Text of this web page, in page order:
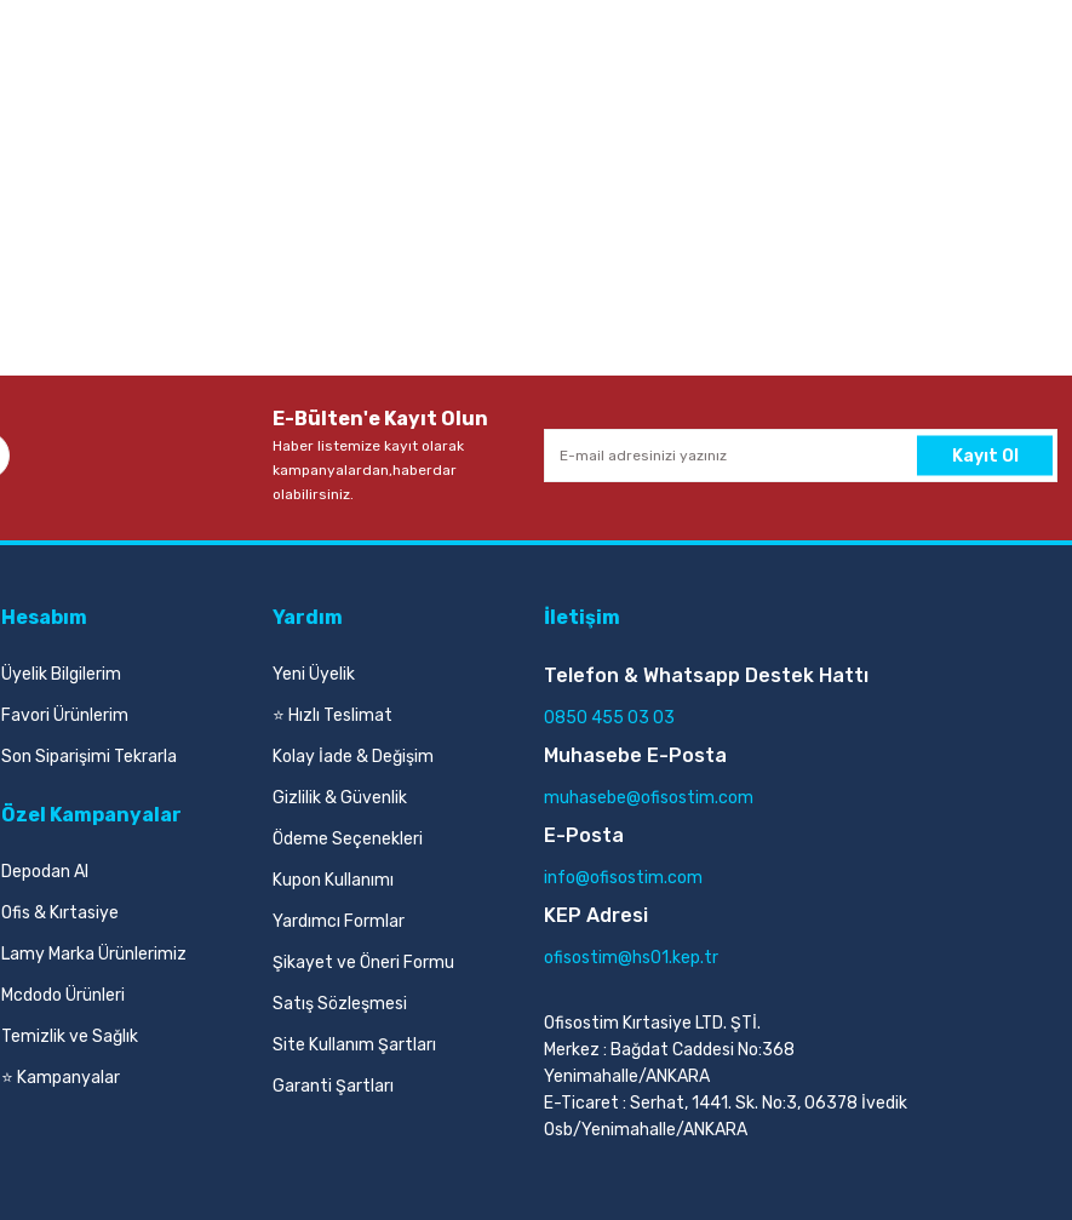
E-Bülten'e Kayıt Olun
Haber listemize kayıt olarak
kampanyalardan,haberdar
olabilirsiniz.
Kayıt Ol
Hesabım
Üyelik Bilgilerim
Favori Ürünlerim
Son Siparişimi Tekrarla
Özel Kampanyalar
Depodan Al
Ofis & Kırtasiye
Lamy Marka Ürünlerimiz
Mcdodo Ürünleri
Temizlik ve Sağlık
⭐ Kampanyalar
Yardım
Yeni Üyelik
⭐ Hızlı Teslimat
Kolay İade & Değişim
Gizlilik & Güvenlik
Ödeme Seçenekleri
Kupon Kullanımı
Yardımcı Formlar
Şikayet ve Öneri Formu
Satış Sözleşmesi
Site Kullanım Şartları
Garanti Şartları
İletişim
Telefon & Whatsapp Destek Hattı
0850 455 03 03
Muhasebe E-Posta
muhasebe@ofisostim.com
E-Posta
info@ofisostim.com
KEP Adresi
ofisostim@hs01.kep.tr
Ofisostim Kırtasiye LTD. ŞTİ.
Merkez : Bağdat Caddesi No:368
Yenimahalle/ANKARA
E-Ticaret : Serhat, 1441. Sk. No:3, 06378 İvedik
Osb/Yenimahalle/ANKARA